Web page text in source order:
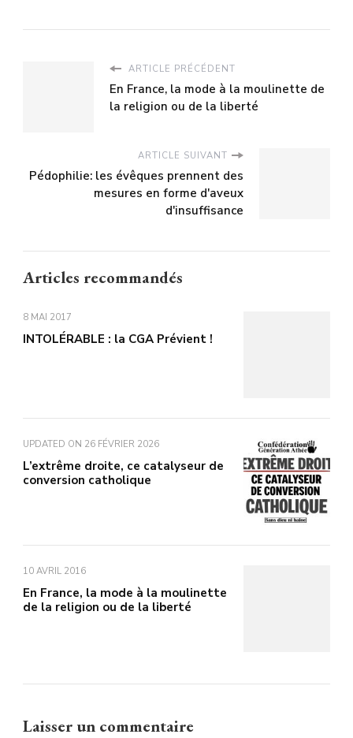
ARTICLE PRÉCÉDENT
En France, la mode à la moulinette de
la religion ou de la liberté
ARTICLE SUIVANT
Pédophilie: les évêques prennent des
mesures en forme d'aveux
d'insuffisance
Articles recommandés
8 MAI 2017
INTOLÉRABLE : la CGA Prévient !
UPDATED ON 26 FÉVRIER 2026
L’extrême droite, ce catalyseur de
conversion catholique
10 AVRIL 2016
En France, la mode à la moulinette
de la religion ou de la liberté
Laisser un commentaire